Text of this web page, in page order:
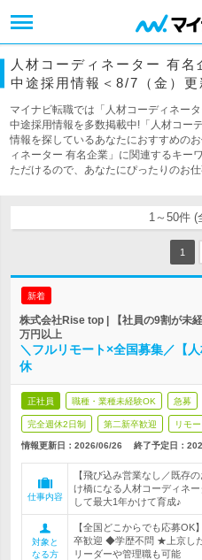
人材コーディネーター 有名
中途採用情報＜8/7（金）更
マイナビ転職では「人材コーディネー
中途採用情報を多数掲載中!「人材コー
情報を探しているあなたにおすすめの
ィネーター 有名企業」に関連するキー
ただけるので、あなたにぴったりのお
1～50件 (
1
新着
株式会社Rise top | 【社員の9割が未
万円以上
＼フルリモート×全国募集／【
休
正社員 職種・業種未経験OK 急募
完全週休2日制 第二新卒歓迎 リモ
情報更新日：2026/06/26 終了予定日：
仕事内容
【飛び込み営業なし／既存
け橋になる人材コーディネ
して最大1年かけて育成♪
対象と
なる方
【全国どこからでも応募
卒歓迎 ◆学歴不問 ★上京し
リーダーや管理職も可能